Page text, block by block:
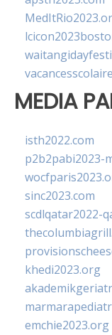
MEDIA
isth2022.com
p2b2pabi2023-
sinc2023.com
scdlqatar2022-
khedi2023.org
emchie2023.org